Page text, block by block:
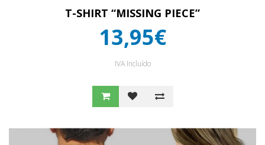
T-SHIRT “MISSING PIECE”
13,95€
IVA Incluído